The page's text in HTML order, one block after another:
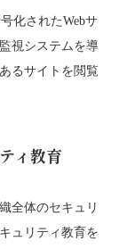
化されたWebサ
視システムを導
るサイトを閲覧
ィ教育
全体のセキュリ
ュリティ教育を